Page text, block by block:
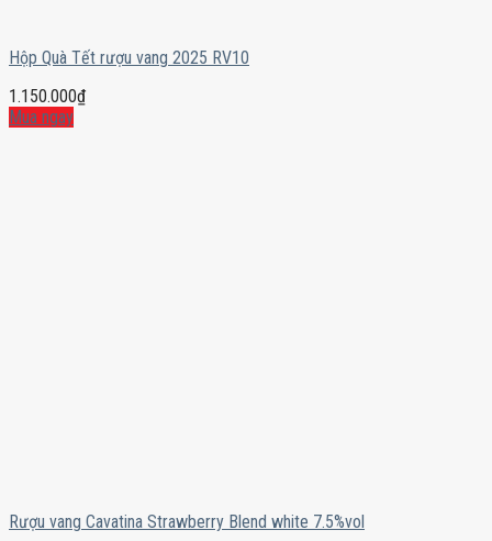
Hộp Quà Tết rượu vang 2025 RV10
1.150.000₫
Mua ngay
Rượu vang Cavatina Strawberry Blend white 7.5%vol